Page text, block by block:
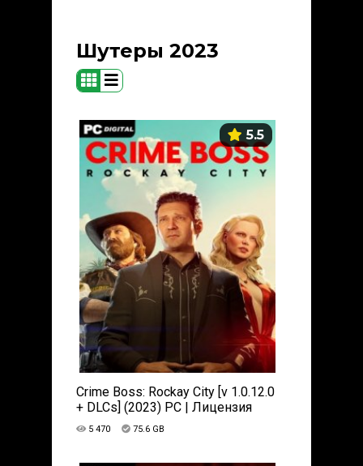
Шутеры 2023
5.5
Crime Boss: Rockay City [v 1.0.12.0
+ DLCs] (2023) PC | Лицензия
5 470 75.6 GB